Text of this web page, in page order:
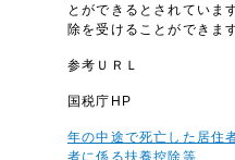
とができるとされていま
除を受けることができま
参考ＵＲＬ
国税庁HP
年の中途で死亡した居住